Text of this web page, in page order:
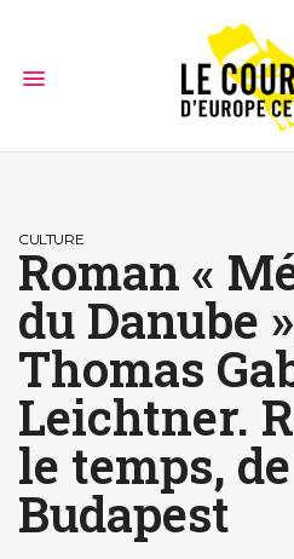
CULTURE
Roman «
du Danube
Thomas
Leichtner.
le temps,
Budapest